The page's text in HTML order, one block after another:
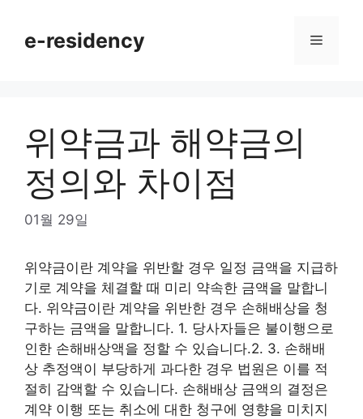
contente-residency Menu
위약금과 해약금의
정의와 차이점
01월 29일
위약금이란 계약을 위반할 경우 일정 금액을 지급하
기로 계약을 체결할 때 미리 약속한 금액을 말합니
다. 위약금이란 계약을 위반한 경우 손해배상을 청
구하는 금액을 말합니다. 1. 당사자들은 불이행으로
인한 손해배상액을 정할 수 있습니다.2. 3. 손해배
상 추정액이 부당하게 과다한 경우 법원은 이를 적
절히 감액할 수 있습니다. 손해배상 금액의 결정은
계약 이행 또는 취소에 대한 청구에 영향을 미치지